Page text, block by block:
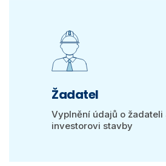
Žadatel
Vyplnění údajů o žadateli
investorovi stavby